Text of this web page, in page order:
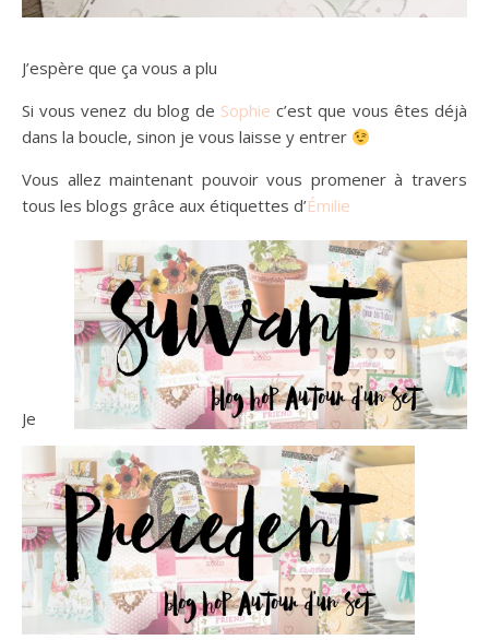
J’espère que ça vous a plu
Si vous venez du blog de Sophie c’est que vous êtes déjà
dans la boucle, sinon je vous laisse y entrer
Vous allez maintenant pouvoir vous promener à travers
tous les blogs grâce aux étiquettes d’Émilie
Je